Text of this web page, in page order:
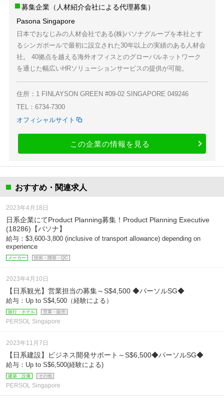
募集企業（人材紹介会社による代理募集）
Pasona Singapore
日本でおなじみの人材会社である(株)パソナグループを本社とす
るシンガポールで最初に設立された30年以上の実績のある人材会
社。 40拠点を越える海外オフィスとのグローバルネットワーク
を通じた幅広いHRソリューションサービスの提供が可能。
住所：1 FINLAYSON GREEN #09-02 SINGAPORE 049246
TEL：6734-7300
オフィシャルサイト
この企業の情報を見る
おすすめ・関連求人
日系企業にてProduct Planning募集！Product Planning Executive
(18286)【パソナ】
給与：$3,600-3,800 (inclusive of transport allowance) depending on
experience
メーカー 技術・開発・QC
2023年4月18日
【日系観光】営業担当の募集～S$4,500 ◆パーソルSG◆
給与：Up to S$4,500（経験による）
旅行・ホテル 営業・販売
2023年4月10日
PERSOL Singapore
【日系建設】ビジネス開発サポート～S$6,500◆パーソルSG◆
給与：Up to S$6,500(経験による)
建築・設備 その他
2023年11月7日
PERSOL Singapore